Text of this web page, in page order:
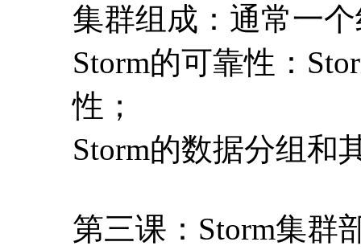
集群组成：通常一
Storm的可靠性：
性；
Storm的数据分组和
第三课：Storm集群